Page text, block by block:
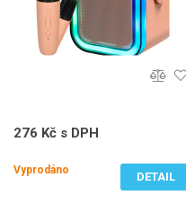
276 Kč s DPH
Vyprodáno
DETAIL